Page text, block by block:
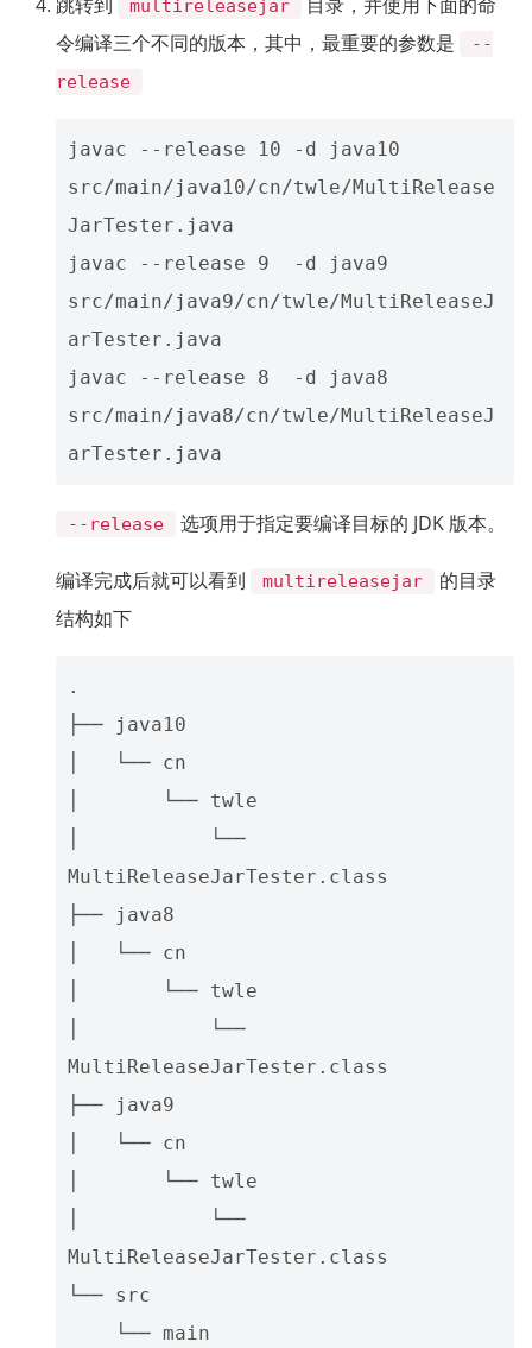
multireleasejar
令编译三个不同的版本，其中，最重要的参数是
--
release
javac --release 10 -d java10
src/main/java10/cn/twle/MultiRelease
JarTester.java
javac --release 9  -d java9
src/main/java9/cn/twle/MultiReleaseJ
arTester.java
javac --release 8  -d java8
src/main/java8/cn/twle/MultiReleaseJ
--release 选项用于指定要编译目标的 JDK 版本。
编译完成后就可以看到 multireleasejar
的目录
结构如下
.
├── java10
│   └── cn
│       └── twle
│           └──
MultiReleaseJarTester.class
├── java8
│   └── cn
│       └── twle
│           └──
MultiReleaseJarTester.class
├── java9
│   └── cn
│       └── twle
│           └──
MultiReleaseJarTester.class
└── src